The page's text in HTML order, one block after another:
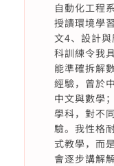
自動化工程
授讀環境學
文4、設計
科訓練令我
能準確拆解
經驗，曾於
中文與數學
學科，對不
驗。我性格
式教學，而
會逐步講解